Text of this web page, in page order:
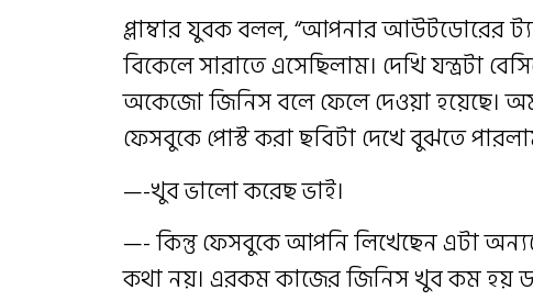
প্লাম্বার যুবক বলল, “আপনার আউটডোরের
বিকেলে সারাতে এসেছিলাম‌। দেখি যন্ত্রটা
অকেজো জিনিস বলে ফেলে দেওয়া হয়েছে।
ফেসবুকে পোস্ট করা ছবিটা দেখে বুঝতে
—-খুব ভালো করেছ ভাই।
—- কিন্তু ফেসবুকে আপনি লিখেছেন এটা
কথা নয়। এরকম কাজের জিনিস খুব কম হয়